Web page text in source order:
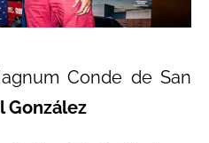
Conde de San
González